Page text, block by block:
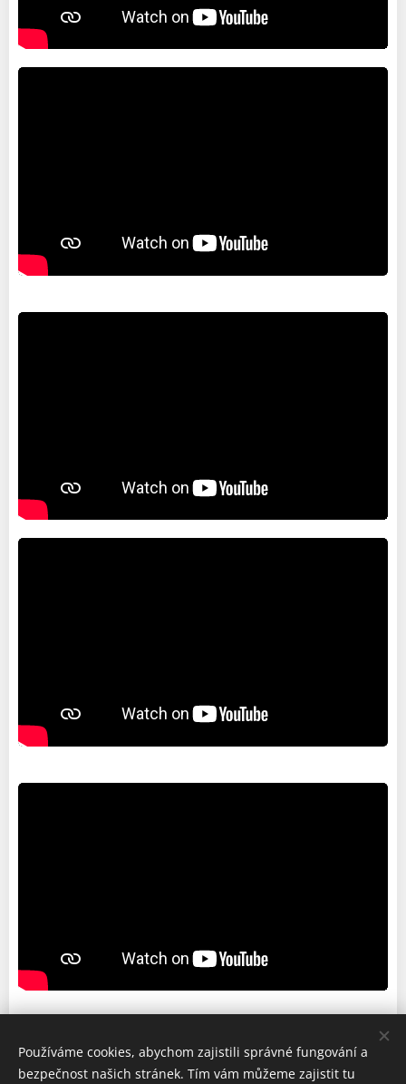
České brány, s.r.o. Heller Petr TEL. +420 792 354 110
Používáme cookies, abychom zajistili správné fungování a
bezpečnost našich stránek. Tím vám můžeme zajistit tu